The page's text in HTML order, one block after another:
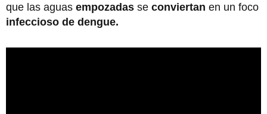
que las aguas empozadas se conviertan en un foco
infeccioso de dengue.